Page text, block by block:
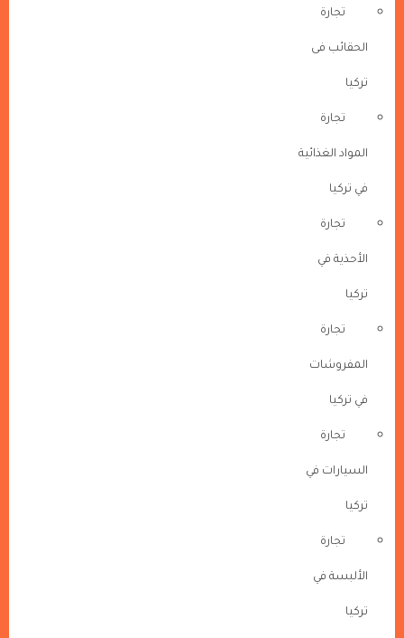
تجارة
الحقائب فى
تركيا
تجارة
المواد الغذائية
في تركيا
تجارة
الأحذية في
تركيا
تجارة
المفروشات
في تركيا
تجارة
السيارات في
تركيا
تجارة
الألبسة في
تركيا